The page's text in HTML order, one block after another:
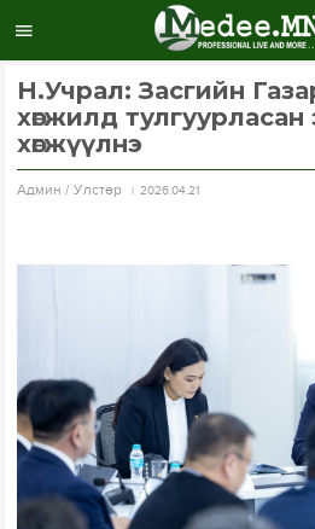
Н.Учрал: Засгийн
хөгжилд
хөгжүүлнэ
Aдмин / Улстөр 2026.04.21